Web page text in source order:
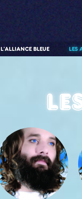
LES
L'ALLIANCE BLEUE